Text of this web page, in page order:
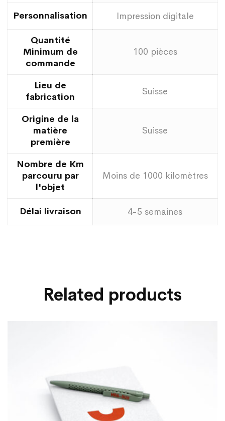
Personnalisation Impression digitale
Quantité
Minimum de
commande
100 pièces
Lieu de
fabrication
Suisse
Origine de la
matière
première
Suisse
Nombre de Km
parcouru par
l'objet
Moins de 1000 kilomètres
Délai livraison 4-5 semaines
Related products